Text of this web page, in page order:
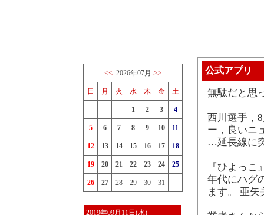
<< 2026年07月 >>
日 月 火 水 木 金 土
1 2 3 4
5 6 7 8 9 10 11
12 13 14 15 16 17 18
19 20 21 22 23 24 25
26 27 28 29 30 31
2019年09月11日(水)
公式アプリ
無駄だと思
西川選手，
ー，良いニ
…延長線に
『ひよっ
年代にハグ
ます。 亜